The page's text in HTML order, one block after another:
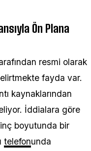
Ön Plana
resmi olarak
fayda var.
kaynaklarından
İddialara göre
boyutunda bir
telefonunda